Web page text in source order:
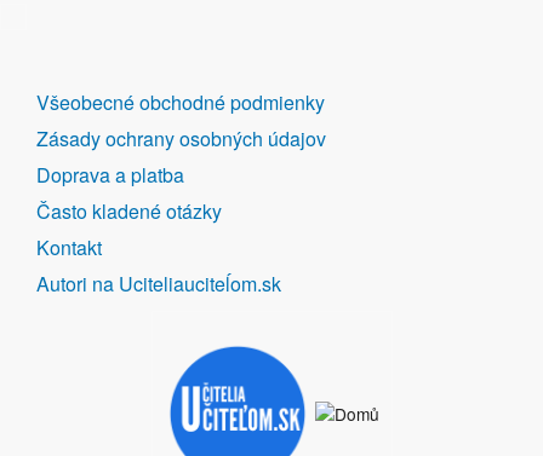
DALŠÍ
ODKAZY
Všeobecné obchodné podmienky
Zásady ochrany osobných údajov
Doprava a platba
Často kladené otázky
Kontakt
Autori na Uciteliauciteĺom.sk